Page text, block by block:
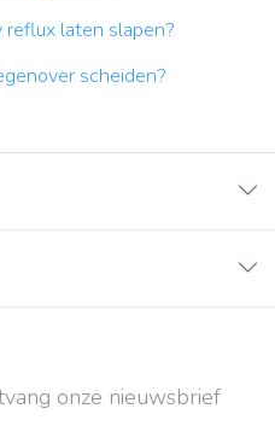
reflux laten slapen?
scheiden?
onze nieuwsbrief